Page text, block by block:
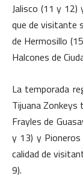
Jalisco (11 y 12)
que de visitante
de Hermosillo
Halcones de
La temporada
Tijuana Zonkeys
Frayles de
y 13) y
calidad de
9).